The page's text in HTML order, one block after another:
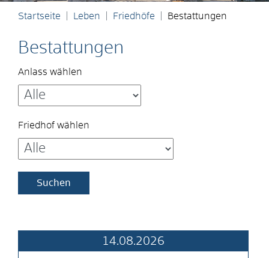
Startseite Leben Friedhöfe Bestattungen
Bestattungen
Anlass wählen
Friedhof wählen
14.08.2026